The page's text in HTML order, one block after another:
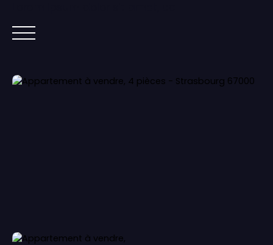
ACCUEIL ACHETER IMMOBILIER NEUF